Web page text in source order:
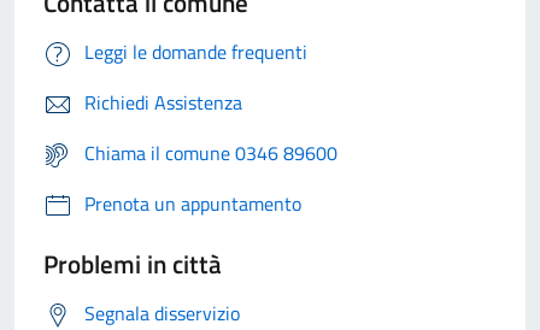
Leggi le domande frequenti
Richiedi Assistenza
Chiama il comune 0346 89600
Prenota un appuntamento
Problemi in città
Segnala disservizio